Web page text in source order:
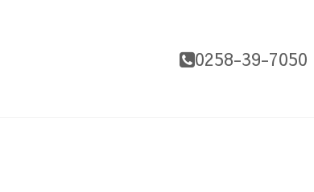
0258-39-7050